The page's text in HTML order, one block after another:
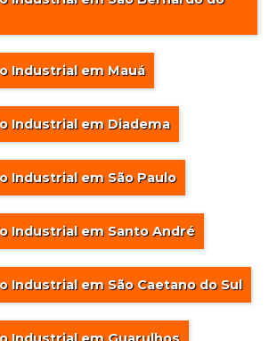
Industrial em Mauá
Industrial em Diadema
Industrial em São Paulo
Industrial em Santo André
Industrial em São Caetano do Sul